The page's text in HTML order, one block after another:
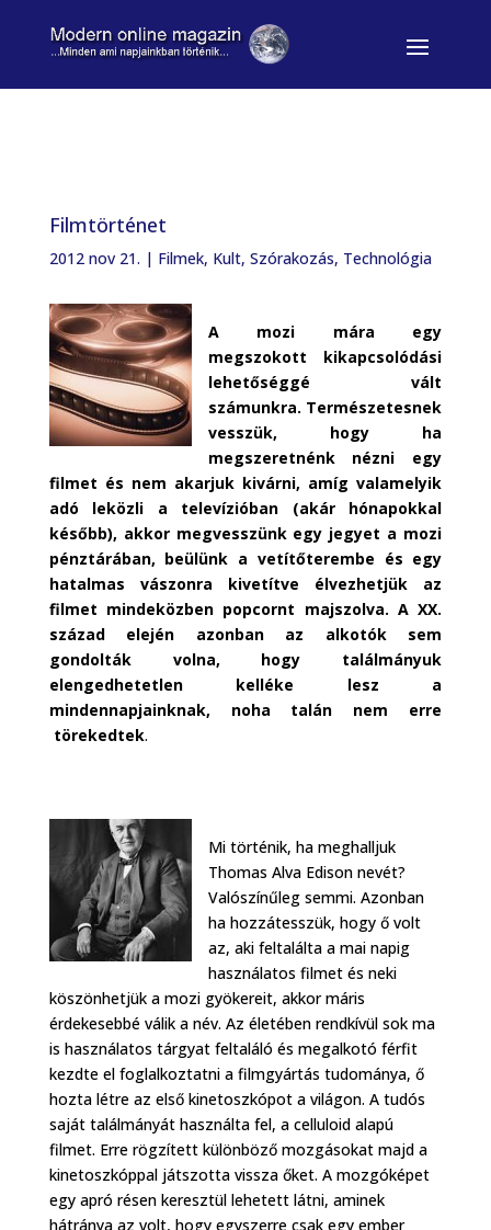
Filmtörténet
2012 nov 21. | Filmek, Kult, Szórakozás, Technológia
A mozi mára egy
megszokott kikapcsolódási
lehetőséggé vált
számunkra. Természetesnek
vesszük, hogy ha
megszeretnénk nézni egy
filmet és nem akarjuk kivárni, amíg valamelyik
adó leközli a televízióban (akár hónapokkal
később), akkor megvesszünk egy jegyet a mozi
pénztárában, beülünk a vetítőterembe és egy
hatalmas vászonra kivetítve élvezhetjük az
filmet mindeközben popcornt majszolva. A XX.
század elején azonban az alkotók sem
gondolták volna, hogy találmányuk
elengedhetetlen kelléke lesz a
mindennapjainknak, noha talán nem erre
törekedtek.
Mi történik, ha meghalljuk
Thomas Alva Edison nevét?
Valószínűleg semmi. Azonban
ha hozzátesszük, hogy ő volt
az, aki feltalálta a mai napig
használatos filmet és neki
köszönhetjük a mozi gyökereit, akkor máris
érdekesebbé válik a név. Az életében rendkívül sok ma
is használatos tárgyat feltaláló és megalkotó férfit
kezdte el foglalkoztatni a filmgyártás tudománya, ő
hozta létre az első kinetoszkópot a világon. A tudós
saját találmányát használta fel, a celluloid alapú
filmet. Erre rögzített különböző mozgásokat majd a
kinetoszkóppal játszotta vissza őket. A mozgóképet
egy apró résen keresztül lehetett látni, aminek
hátránya az volt, hogy egyszerre csak egy ember